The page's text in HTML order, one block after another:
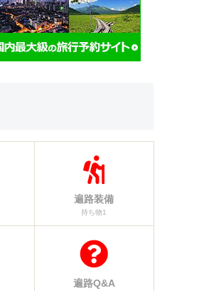
遍路装備
持ち物1
遍路Q&A